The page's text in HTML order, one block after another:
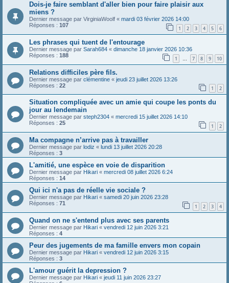
Dois-je faire semblant d'aller bien pour faire plaisir aux
miens ?
Dernier message par VirginiaWoolf « mardi 03 février 2026 14:00
Réponses : 107 1 2 3 4 5 6
Les phrases qui tuent de l'entourage
Dernier message par Sarah684 « dimanche 18 janvier 2026 10:36
Réponses : 188 1 … 7 8 9 10
Relations difficiles père fils.
Dernier message par clémentine « jeudi 23 juillet 2026 13:26
Réponses : 22 1 2
Situation compliquée avec un amie qui coupe les ponts du
jour au lendemain
Dernier message par steph2304 « mercredi 15 juillet 2026 14:10
Réponses : 25 1 2
Ma compagne n’arrive pas à travailler
Dernier message par lodiz « lundi 13 juillet 2026 20:28
Réponses : 3
L'amitié, une espèce en voie de disparition
Dernier message par Hikari « mercredi 08 juillet 2026 6:24
Réponses : 14
Qui ici n'a pas de réelle vie sociale ?
Dernier message par Hikari « samedi 20 juin 2026 23:28
Réponses : 71 1 2 3 4
Quand on ne s'entend plus avec ses parents
Dernier message par Hikari « vendredi 12 juin 2026 3:21
Réponses : 4
Peur des jugements de ma famille envers mon copain
Dernier message par Hikari « vendredi 12 juin 2026 3:15
Réponses : 3
L'amour guérit la depression ?
Dernier message par Hikari « jeudi 11 juin 2026 23:27